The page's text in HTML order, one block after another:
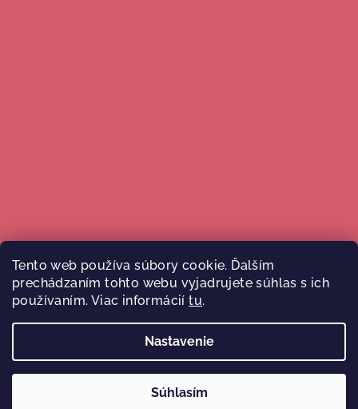
Tento web používa súbory cookie. Ďalším
prechádzaním tohto webu vyjadrujete súhlas s ich
používaním. Viac informáciítu.
Nastavenie
Súhlasím
Sledovať na Instagrame